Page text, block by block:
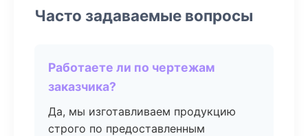
Часто задаваемые вопросы
Работаете ли по чертежам
заказчика?
Да, мы изготавливаем продукцию
строго по предоставленным